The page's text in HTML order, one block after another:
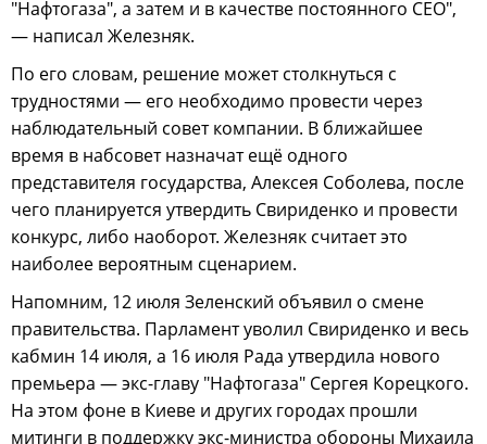
"Нафтогаза", а затем и в качестве постоянного CEO",
— написал Железняк.
По его словам, решение может столкнуться с
трудностями — его необходимо провести через
наблюдательный совет компании. В ближайшее
время в набсовет назначат ещё одного
представителя государства, Алексея Соболева, после
чего планируется утвердить Свириденко и провести
конкурс, либо наоборот. Железняк считает это
наиболее вероятным сценарием.
Напомним, 12 июля Зеленский объявил о смене
правительства. Парламент уволил Свириденко и весь
кабмин 14 июля, а 16 июля Рада утвердила нового
премьера — экс-главу "Нафтогаза" Сергея Корецкого.
На этом фоне в Киеве и других городах прошли
митинги в поддержку экс-министра обороны Михаила